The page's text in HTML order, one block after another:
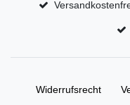
Widerrufs­recht